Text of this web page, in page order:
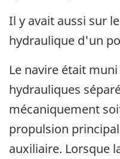
Il y avait aussi sur
hydraulique d'un
Le navire était
hydrauliques
mécaniquement
propulsion
auxiliaire. Lorsque